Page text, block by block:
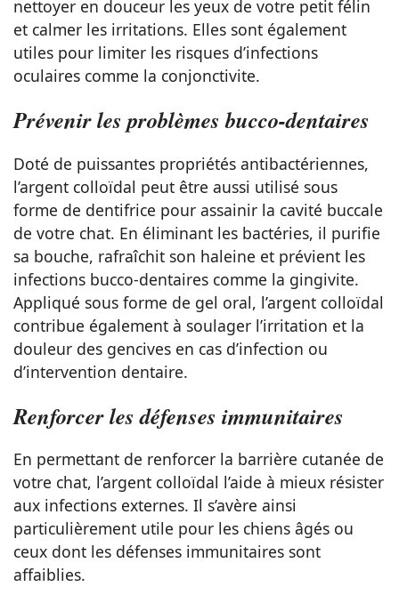
nettoyer en douceur les yeux de votre petit félin
et calmer les irritations. Elles sont également
utiles pour limiter les risques d’infections
oculaires comme la conjonctivite.
Prévenir les problèmes bucco-dentaires
Doté de puissantes propriétés antibactériennes,
l’argent colloïdal peut être aussi utilisé sous
forme de dentifrice pour assainir la cavité buccale
de votre chat. En éliminant les bactéries, il purifie
sa bouche, rafraîchit son haleine et prévient les
infections bucco-dentaires comme la gingivite.
Appliqué sous forme de gel oral, l’argent colloïdal
contribue également à soulager l’irritation et la
douleur des gencives en cas d’infection ou
d’intervention dentaire.
Renforcer les défenses immunitaires
En permettant de renforcer la barrière cutanée de
votre chat, l’argent colloïdal l’aide à mieux résister
aux infections externes. Il s’avère ainsi
particulièrement utile pour les chiens âgés ou
ceux dont les défenses immunitaires sont
affaiblies.